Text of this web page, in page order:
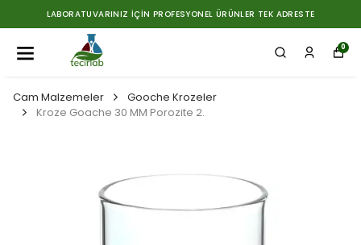
LABORATUVARINIZ İÇIN PROFESYONEL ÜRÜNLER TEK ADRESTE
0
Cam Malzemeler
Gooche Krozeler
Kroze Goache 30 MM Porozite 2.